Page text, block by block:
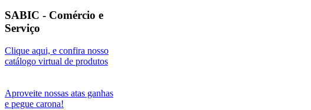
SABIC - Comércio e
Serviço
Clique aqui, e confira nosso
catálogo virtual de produtos
Aproveite nossas atas ganhas
e pegue carona!